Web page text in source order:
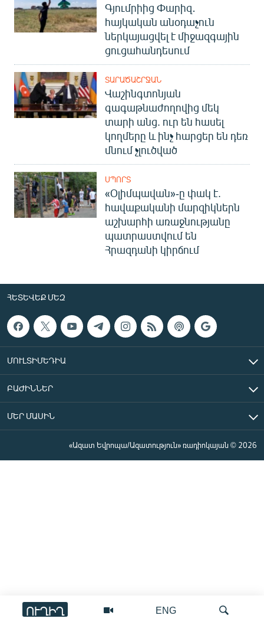
ENG
ՈՒՂԻՂ
Գյումրիից Փարիզ․
հայկական անօդաչուն
ներկայացվել է միջազգային
ցուցահանդեսում
ՏԱՐԱԾԱՇՐՋԱՆ
Վաշինգտոնյան
գագաթնաժողովից մեկ
տարի անց. ուր են հասել
կողմերը և ինչ հարցեր են դեռ
մնում չլուծված
ՍՊՈՐՏ
«Օլիմպավան»-ը փակ է.
հավաքականի մարզիկներն
աշխարհի առաջնությանը
պատրաստվում են
Հրազդանի կիրճում
ՀԵՏԵՎԵՔ ՄԵԶ
ՄՈՒԼՏԻՄԵԴԻԱ
ԲԱԺԻՆՆԵՐ
ՄԵՐ ՄԱՍԻՆ
«Ազատ Եվրոպա/Ազատություն» ռադիոկայան © 2026